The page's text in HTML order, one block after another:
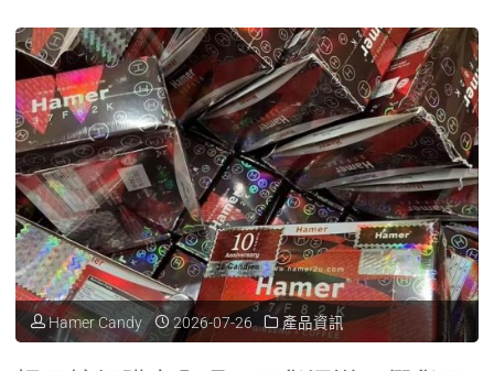
糖
萬
寧
有
賣
嗎？
香
Hamer Candy 2026-07-26 產品資訊